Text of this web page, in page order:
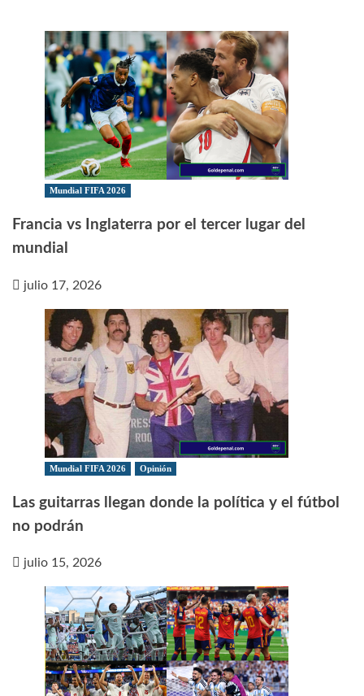
Mundial FIFA 2026
Francia vs Inglaterra por el tercer lugar del
mundial
julio 17, 2026
Mundial FIFA 2026 Opinión
Las guitarras llegan donde la política y el fútbol
no podrán
julio 15, 2026